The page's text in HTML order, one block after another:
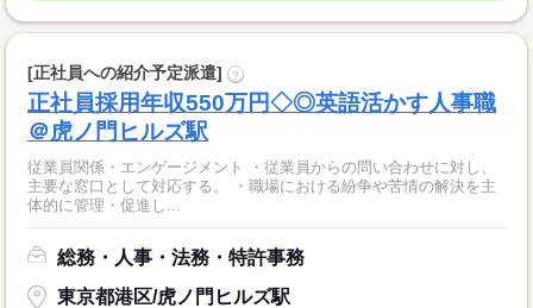
[正社員への紹介予定派遣] ?
正社員採用年収550万円◇◎英語活かす人事職
＠虎ノ門ヒルズ駅
従業員関係・エンゲージメント ・従業員からの問い合わせに対し、
主要な窓口として対応する。 ・職場における紛争や苦情の解決を主
体的に管理・促進し...
総務・人事・法務・特許事務
東京都港区/虎ノ門ヒルズ駅